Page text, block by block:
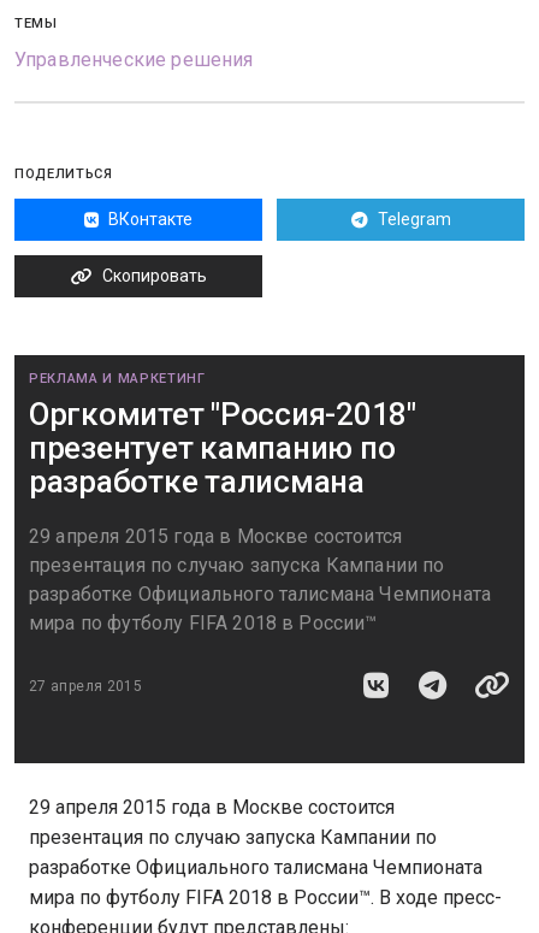
ТЕМЫ
Управленческие решения
ПОДЕЛИТЬСЯ
ВКонтакте Telegram
Скопировать
РЕКЛАМА И МАРКЕТИНГ
Оргкомитет "Россия-2018"
презентует кампанию по
разработке талисмана
29 апреля 2015 года в Москве состоится
презентация по случаю запуска Кампании по
разработке Официального талисмана Чемпионата
мира по футболу FIFA 2018 в России™
27 апреля 2015
29 апреля 2015 года в Москве состоится
презентация по случаю запуска Кампании по
разработке Официального талисмана Чемпионата
мира по футболу FIFA 2018 в России™. В ходе пресс-
конференции будут представлены: